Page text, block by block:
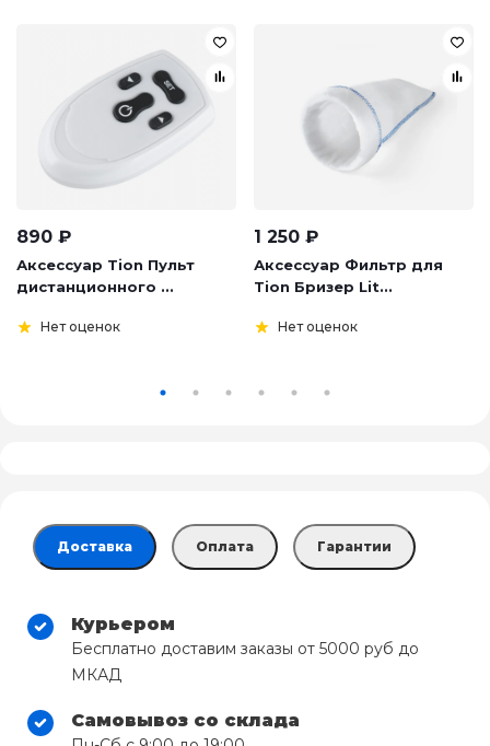
890 ₽
Аксессуар Tion Пульт
дистанционного ...
Нет оценок
1 250 ₽
Аксессуар Фильтр для
Tion Бризер Lit...
Нет оценок
Доставка Оплата Гарантии
Курьером
Бесплатно доставим заказы от 5000 руб до
МКАД
Самовывоз со склада